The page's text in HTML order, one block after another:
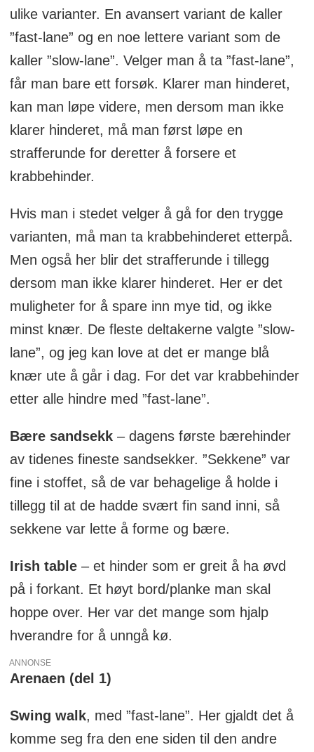
ulike varianter. En avansert variant de kaller
”fast-lane” og en noe lettere variant som de
kaller ”slow-lane”. Velger man å ta ”fast-lane”,
får man bare ett forsøk. Klarer man hinderet,
kan man løpe videre, men dersom man ikke
klarer hinderet, må man først løpe en
strafferunde for deretter å forsere et
krabbehinder.
Hvis man i stedet velger å gå for den trygge
varianten, må man ta krabbehinderet etterpå.
Men også her blir det strafferunde i tillegg
dersom man ikke klarer hinderet. Her er det
muligheter for å spare inn mye tid, og ikke
minst knær. De fleste deltakerne valgte ”slow-
lane”, og jeg kan love at det er mange blå
knær ute å går i dag. For det var krabbehinder
etter alle hindre med ”fast-lane”.
Bære sandsekk– dagens første bærehinder
av tidenes fineste sandsekker. ”Sekkene” var
fine i stoffet, så de var behagelige å holde i
tillegg til at de hadde svært fin sand inni, så
sekkene var lette å forme og bære.
Irish table– et hinder som er greit å ha øvd
på i forkant. Et høyt bord/planke man skal
hoppe over. Her var det mange som hjalp
hverandre for å unngå kø.
ANNONSE
Arenaen (del 1)
Swing walk, med ”fast-lane”. Her gjaldt det å
komme seg fra den ene siden til den andre